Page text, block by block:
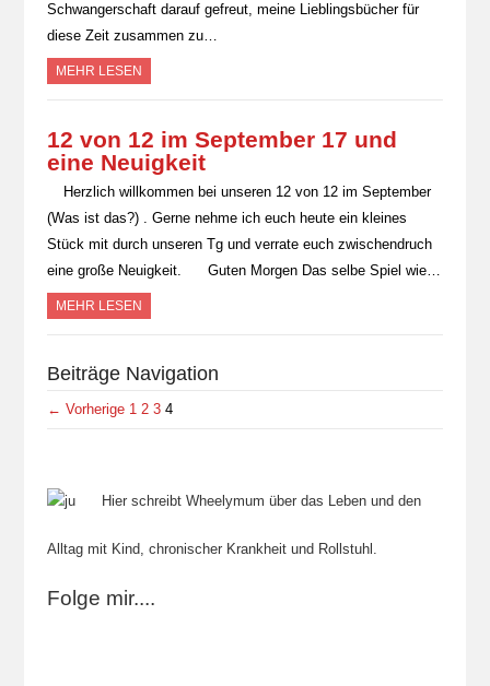
Schwangerschaft darauf gefreut, meine Lieblingsbücher für
diese Zeit zusammen zu…
MEHR LESEN
12 von 12 im September 17 und
eine Neuigkeit
Herzlich willkommen bei unseren 12 von 12 im September
(Was ist das?) . Gerne nehme ich euch heute ein kleines
Stück mit durch unseren Tg und verrate euch zwischendruch
eine große Neuigkeit. Guten Morgen Das selbe Spiel wie…
MEHR LESEN
Beiträge Navigation
← Vorherige 1 2 3 4
Hier schreibt Wheelymum über das Leben und den
Alltag mit Kind, chronischer Krankheit und Rollstuhl.
Folge mir....